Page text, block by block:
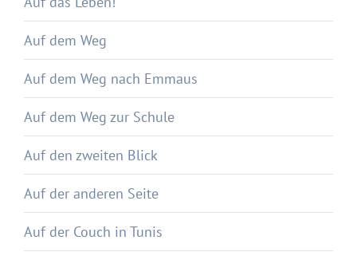
Auf dem Weg
Auf dem Weg nach Emmaus
Auf dem Weg zur Schule
Auf den zweiten Blick
Auf der anderen Seite
Auf der Couch in Tunis